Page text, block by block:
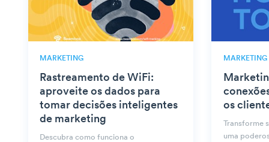
MARKETING
Rastreamento de WiFi:
aproveite os dados para
tomar decisões inteligentes
de marketing
Descubra como funciona o
MARKETING
os
Transforme
uma